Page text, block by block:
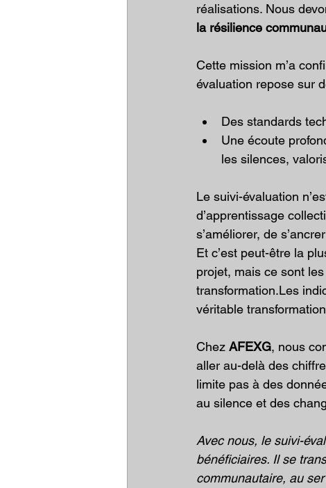
réalisations. Nous
la résilience
Cette mission m’a
évaluation repose sur
Des standards
Une écoute
les silences,
Le suivi-évaluation
d’apprentissage
s’améliorer, de
Et c’est peut-être la
projet, mais ce sont
transformation.Les
véritable
Chez AFEXG, nous
aller au-delà des
limite pas à des
au silence et des
Avec nous, le suivi-
bénéficiaires. Il se
communautaire, au